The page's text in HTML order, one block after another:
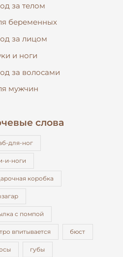
за телом
беременных
за лицом
и ноги
за волосами
мужчин
слова
для-ног
и-ноги
коробка
с помпой
впитывается бюст
губы